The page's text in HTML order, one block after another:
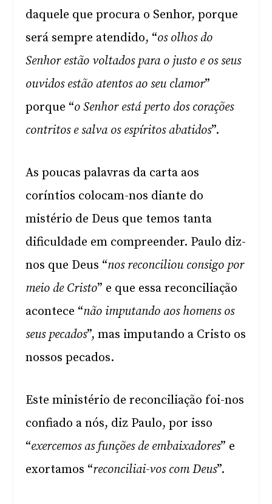
daquele que procura o Senhor, porque
será sempre atendido, “os olhos do
Senhor estão voltados para o justo e os seus
ouvidos estão atentos ao seu clamor”
porque “o Senhor está perto dos corações
contritos e salva os espíritos abatidos”.
As poucas palavras da carta aos
coríntios colocam-nos diante do
mistério de Deus que temos tanta
dificuldade em compreender. Paulo diz-
nos que Deus “nos reconciliou consigo por
meio de Cristo” e que essa reconciliação
acontece “não imputando aos homens os
seus pecados”, mas imputando a Cristo os
nossos pecados.
Este ministério de reconciliação foi-nos
confiado a nós, diz Paulo, por isso
“exercemos as funções de embaixadores” e
exortamos “reconciliai-vos com Deus”.